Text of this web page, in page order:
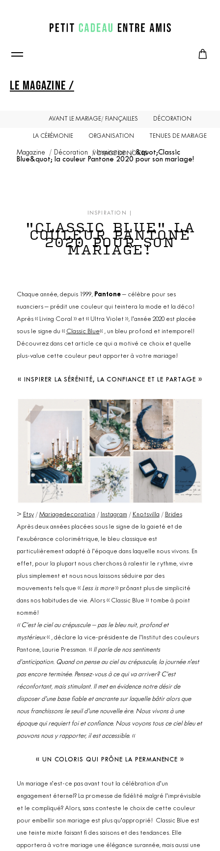
LE MAGAZINE /
AVANT LE MARIAGE/ FIANÇAILLES DÉCORATION
LA CÉRÉMONIE ORGANISATION TENUES DE MARIAGE
VOYAGE DE NOCES
Magazine Décoration Inspiration
&quot;Classic
Blue&quot; la couleur Pantone 2020 pour son mariage!
INSPIRATION
"CLASSIC BLUE" LA
COULEUR PANTONE
2020 POUR SON
MARIAGE!
Chaque année, depuis 1999, Pantone– célèbre pour ses
nuanciers – prédit une couleur qui teintera la mode et la déco!
Après « Living Coral » et « Ultra Violet », l’année 2020 est placée
sous le signe du « Classic Blue« , un bleu profond et intemporel!
Découvrez dans cet article ce qui a motivé ce choix et quelle
plus-value cette couleur peut apporter à votre mariage!
« INSPIRER LA SÉRÉNITÉ, LA CONFIANCE ET LE PARTAGE »
> Etsy/ Mariagedecoration / Instagram / Knotsvilla / Brides
Après deux années placées sous le signe de la gaieté et de
l’exubérance colorimétrique, le bleu classique est
particulièrement adapté à l’époque dans laquelle nous vivons. En
effet, pour la plupart nous cherchons à ralentir le rythme, vivre
plus simplement et nous nous laissons séduire par des
mouvements tels que « Less is more» prônant plus de simplicité
dans nos habitudes de vie. Alors « Classic Blue » tombe à point
nommé!
« C’est le ciel au crépuscule – pas le bleu nuit, profond et
mystérieux« , déclare la vice-présidente de l’Institut des couleurs
Pantone, Laurie Pressman. « Il parle de nos sentiments
d’anticipation. Quand on pense au ciel au crépuscule, la journée n’est
pas encore terminée. Pensez-vous à ce qui va arriver? C’est
réconfortant, mais stimulant. Il met en évidence notre désir de
disposer d’une base fiable et ancrante sur laquelle bâtir alors que
nous franchissons le seuil d’une nouvelle ère. Nous vivons à une
époque qui requiert foi et confiance. Nous voyons tous ce ciel bleu et
pouvons nous y rapporter, il est accessible. «
« UN COLORIS QUI PRÔNE LA PERMANENCE »
Un mariage n’est-ce pas avant tout la célébration d’un
engagement éternel? La promesse de fidélité malgré l’imprévisible
et le compliqué? Alors, sans conteste le choix de cette couleur
pour embellir son mariage est plus qu’approprié! Classic Blue est
une teinte mixte faisant fi des saisons et des tendances. Elle
apportera à votre mariage une élégance surannée, mais aussi une